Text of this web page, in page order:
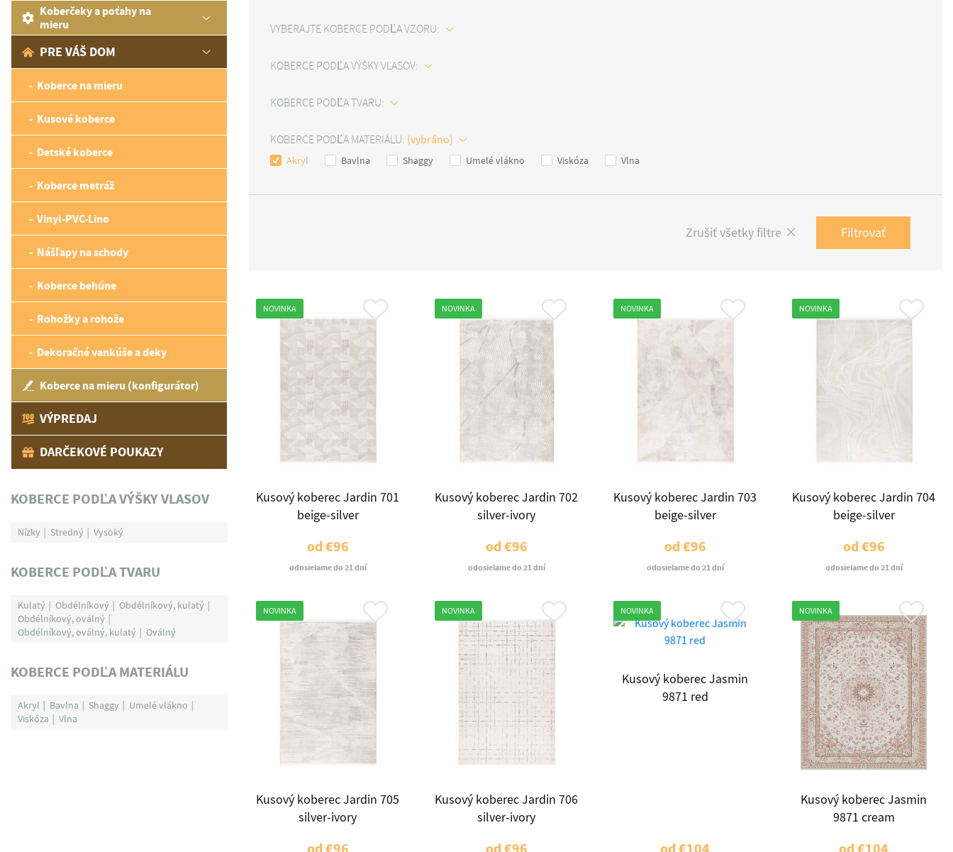
Koberčeky a poťahy na
mieru
PRE VÁŠ DOM
Koberce na mieru
Kusové koberce
Detské koberce
Koberce metráž
Vinyl-PVC-Lino
Nášľapy na schody
Koberce behúne
Rohožky a rohože
Dekoračné vankúše a deky
Koberce na mieru (konfigurátor)
VÝPREDAJ
DARČEKOVÉ POUKAZY
KOBERCE PODĽA VÝŠKY VLASOV
Nízky Stredný Vysoký
KOBERCE PODĽA TVARU
Kulatý Obdélníkový
Obdélníkový, kulatý
Obdélníkový, oválný
Obdélníkový, oválný, kulatý
Oválný
KOBERCE PODĽA MATERIÁLU
Akryl Bavlna Shaggy
Umelé vlákno
Viskóza
Vlna
VYBERAJTE KOBERCE PODĽA VZORU:
KOBERCE PODĽA VÝŠKY VLASOV:
KOBERCE PODĽA TVARU:
KOBERCE PODĽA MATERIÁLU:
Akryl Bavlna Shaggy Umelé vlákno Viskóza Vlna
Zrušiť všetky filtre Filtrovať
NOVINKA
Kusový koberec Jardin 701
beige-silver
od€96
odosielame do 21 dní
NOVINKA
Kusový koberec Jardin 702
silver-ivory
od€96
odosielame do 21 dní
NOVINKA
Kusový koberec Jardin 703
beige-silver
od€96
odosielame do 21 dní
NOVINKA
Kusový koberec Jardin 704
beige-silver
od€96
odosielame do 21 dní
NOVINKA
Kusový koberec Jardin 705
silver-ivory
NOVINKA
Kusový koberec Jardin 706
silver-ivory
NOVINKA
Kusový koberec Jasmin
9871 red
NOVINKA
Kusový koberec Jasmin
9871 cream